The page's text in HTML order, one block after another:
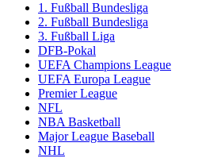
1. Fußball Bundesliga
2. Fußball Bundesliga
3. Fußball Liga
DFB-Pokal
UEFA Champions League
UEFA Europa League
Premier League
NFL
NBA Basketball
Major League Baseball
NHL